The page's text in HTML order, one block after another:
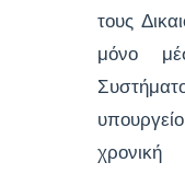
τους
μόνο